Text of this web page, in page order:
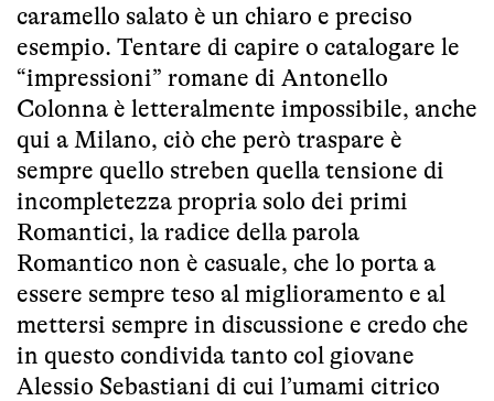
caramello salato è un chiaro e preciso
esempio. Tentare di capire o catalogare le
“impressioni” romane di Antonello
Colonna è letteralmente impossibile, anche
qui a Milano, ciò che però traspare è
sempre quello streben quella tensione di
incompletezza propria solo dei primi
Romantici, la radice della parola
Romantico non è casuale, che lo porta a
essere sempre teso al miglioramento e al
mettersi sempre in discussione e credo che
in questo condivida tanto col giovane
Alessio Sebastiani di cui l’umami citrico